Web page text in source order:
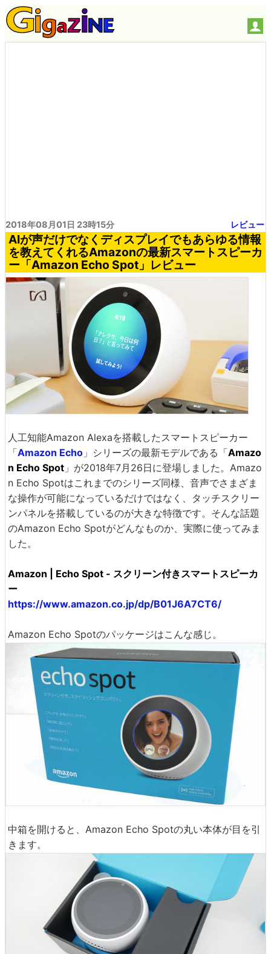
2018年08月01日 23時15分 レビュー
AIが声だけでなくディスプレイでもあらゆる情報
を教えてくれるAmazonの最新スマートスピーカ
ー「Amazon Echo Spot」レビュー
人工知能Amazon Alexaを搭載したスマートスピーカー
「Amazon Echo 」シリーズの最新モデルである「Amazo
n Echo Spot 」が2018年7月26日に登場しました。Amazo
n Echo Spotはこれまでのシリーズ同様、音声でさまざま
な操作が可能になっているだけではなく、タッチスクリー
ンパネルを搭載しているのが大きな特徴です。そんな話題
のAmazon Echo Spotがどんなものか、実際に使ってみま
した。
Amazon | Echo Spot - スクリーン付きスマートスピーカ
ー
https://www.amazon.co.jp/dp/B01J6A7CT6/
Amazon Echo Spotのパッケージはこんな感じ。
中箱を開けると、Amazon Echo Spotの丸い本体が目を引
きます。